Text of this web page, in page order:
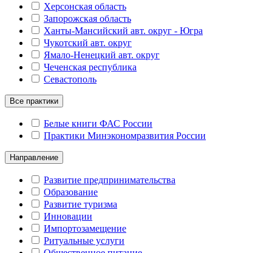
Херсонская область
Запорожская область
Ханты-Мансийский авт. округ - Югра
Чукотский авт. округ
Ямало-Ненецкий авт. округ
Чеченская республика
Севастополь
Все практики
Белые книги ФАС России
Практики Минэкономразвития России
Направление
Развитие предпринимательства
Образование
Развитие туризма
Инновации
Импортозамещение
Ритуальные услуги